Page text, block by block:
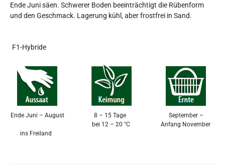
Ende Juni säen. Schwerer Boden beeinträchtigt die Rübenform
und den Geschmack. Lagerung kühl, aber frostfrei in Sand.
F1-Hybride
Ende Juni – August
ins Freiland
8 – 15 Tage
bei 12 – 20 °C
September –
Anfang November